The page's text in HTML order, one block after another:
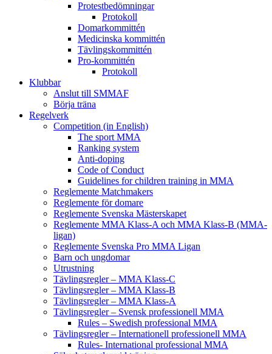
Protestbedömningar
Protokoll
Domarkommittén
Medicinska kommittén
Tävlingskommittén
Pro-kommittén
Protokoll
Klubbar
Anslut till SMMAF
Börja träna
Regelverk
Competition (in English)
The sport MMA
Ranking system
Anti-doping
Code of Conduct
Guidelines for children training in MMA
Reglemente Matchmakers
Reglemente för domare
Reglemente Svenska Mästerskapet
Reglemente MMA Klass-A och MMA Klass-B (MMA-
ligan)
Reglemente Svenska Pro MMA Ligan
Barn och ungdomar
Utrustning
Tävlingsregler – MMA Klass-C
Tävlingsregler – MMA Klass-B
Tävlingsregler – MMA Klass-A
Tävlingsregler – Svensk professionell MMA
Rules – Swedish professional MMA
Tävlingsregler – Internationell professionell MMA
Rules- International professional MMA